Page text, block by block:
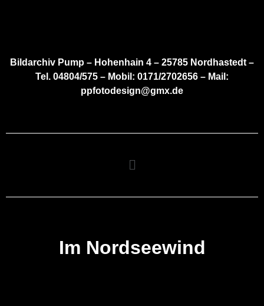
Bildarchiv Pump – Hohenhain 4 – 25785 Nordhastedt –
Tel. 04804/575 – Mobil: 0171/2702656 – Mail:
ppfotodesign@gmx.de
Im Nordseewind